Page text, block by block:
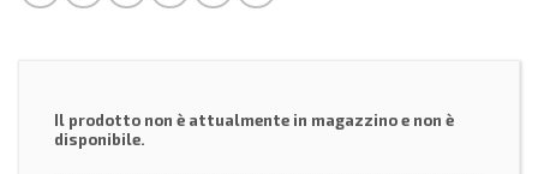
Il prodotto non è attualmente in magazzino e non è
disponibile.